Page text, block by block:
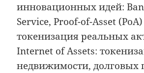
инновационных идей:
Service, Proof-of-Asset
токенизация реальных
Internet of Assets:
недвижимости, долговых